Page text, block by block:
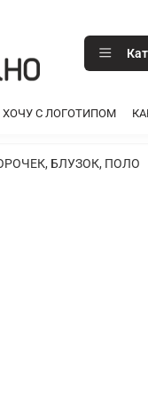
ХОЧУ С ЛОГОТИПОМ
БЛУЗОК, ПОЛО